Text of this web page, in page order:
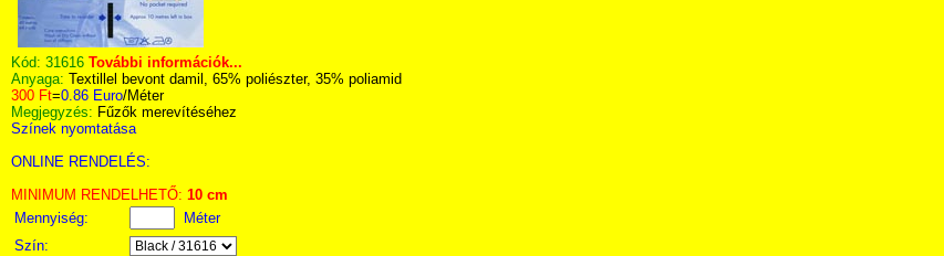
Kód: 31616 További információk...
Anyaga: Textillel bevont damil, 65% poliészter, 35% poliamid
300 Ft=0.86 Euro/Méter
Megjegyzés: Fűzők merevítéséhez
Színek nyomtatása
ONLINE RENDELÉS:
MINIMUM RENDELHETŐ: 10 cm
Mennyiség:
Méter
Szín: